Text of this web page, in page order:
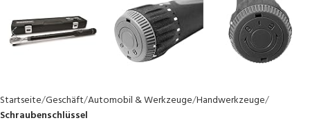
Startseite Geschäft Automobil & Werkzeuge Handwerkzeuge
Schraubenschlüssel